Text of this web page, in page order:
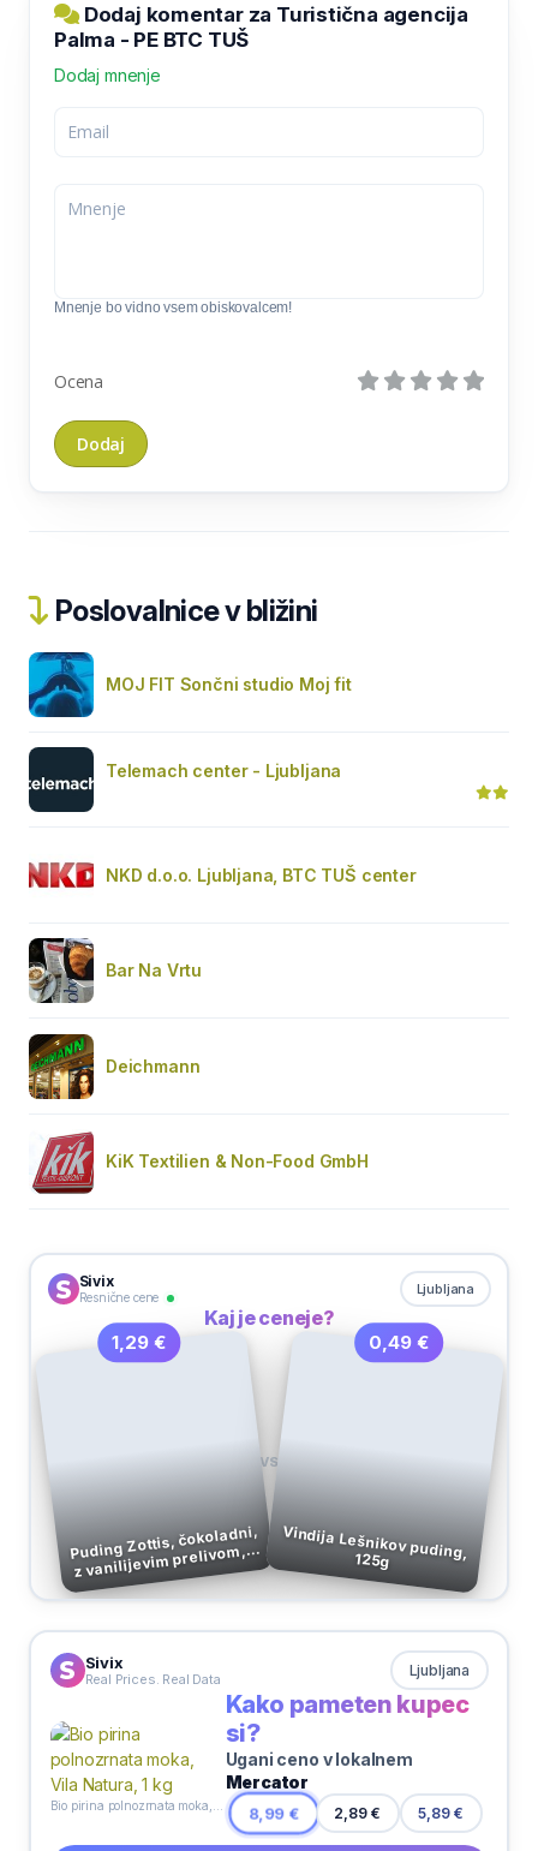
Dodaj komentar za Turistična agencija
Palma - PE BTC TUŠ
Dodaj mnenje
Mnenje bo vidno vsem obiskovalcem!
Ocena
Poslovalnice v bližini
MOJ FIT Sončni studio Moj fit
Telemach center - Ljubljana
NKD d.o.o. Ljubljana, BTC TUŠ center
Bar Na Vrtu
Deichmann
KiK Textilien & Non-Food GmbH
Sivix
Resnične cene
Ljubljana
Kaj je ceneje?
1,29 €
Puding Zottis, čokoladni,
z vanilijevim prelivom, 4
× 115 g
VS
0,49 €
Vindija Lešnikov puding,
125g
Sivix
Real Prices. Real Data Ljubljana
Kako pameten kupec
si?
Ugani ceno v lokalnem
Mercator
8,99 € 2,89 € 5,89 €